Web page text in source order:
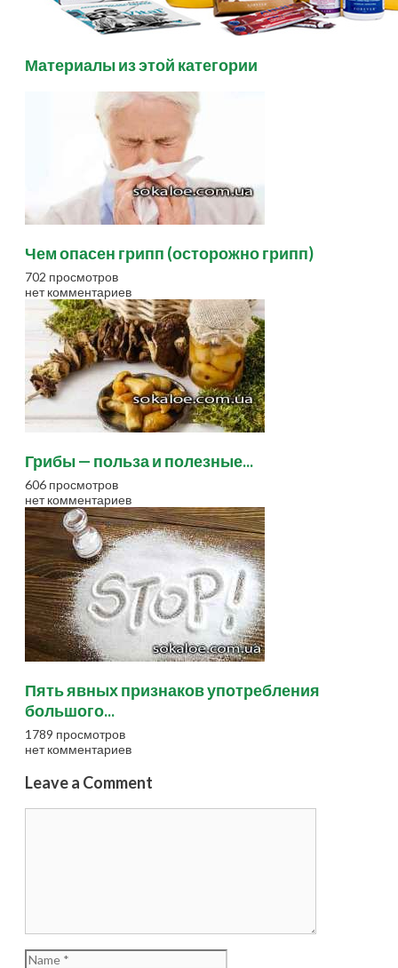
Материалы из этой категории
Чем опасен грипп (осторожно грипп)
702 просмотров
нет комментариев
Грибы — польза и полезные...
606 просмотров
нет комментариев
Пять явных признаков употребления
большого...
1789 просмотров
нет комментариев
Leave a Comment